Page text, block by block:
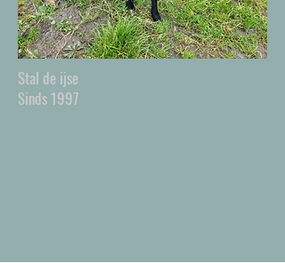
Stal de ijse
Sinds 1997